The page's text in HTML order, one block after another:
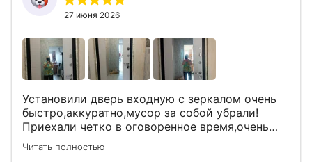
27 июня 2026
Установили дверь входную с зеркалом очень
быстро,аккуратно,мусор за собой убрали!
Приехали четко в оговоренное время,очень
вежливые,деликатные рабочие .Все
понравилось и дверь ,и работа и цена!
Читать полностью